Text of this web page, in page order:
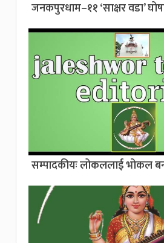
जनकपुरधाम–११ ‘साक्षर वडा’
सम्पादकीयः लोकललाई भोकल